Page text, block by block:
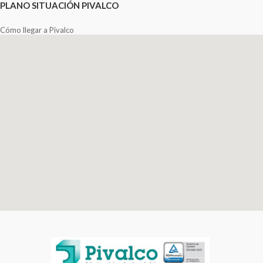
PLANO SITUACIÓN PIVALCO
Cómo llegar a Pivalco